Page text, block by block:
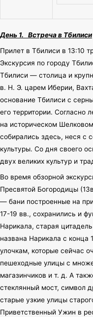
День 1. Встреча в Тбилиси
Прилет в Тбилиси в 13:10
Экскурсия по городу
Тбилиси — столица и
в. Н. Э. царем Иберии,
основание Тбилиси с
его территории. Согласно
на историческом
собирались здесь, неся с
культуры. Со дня своего
двух великих культур и
Во время обзорной
Пресвятой Богородицы
— бани построенные на
17-19 вв., сохранились и
Нарикала, старая
названа Нарикала с
улочкам, которые сейчас
пешеходные улицы с
магазинчиков и т. д. А
стеклянный мост, символ
старые узкие улицы
Приветственный Ужин в